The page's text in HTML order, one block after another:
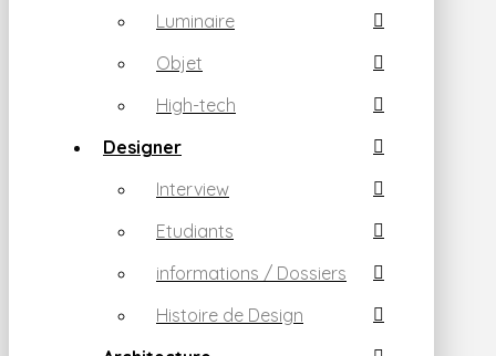
Luminaire
Objet
High-tech
Designer
Interview
Etudiants
informations / Dossiers
Histoire de Design